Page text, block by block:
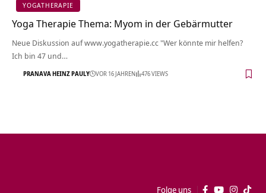
YOGATHERAPIE
Yoga Therapie Thema: Myom in der Gebärmutter
Neue Diskussion auf www.yogatherapie.cc "Wer könnte mir helfen?
Ich bin 47 und…
PRANAVA HEINZ PAULY VOR 16 JAHREN 476 VIEWS
Folge uns